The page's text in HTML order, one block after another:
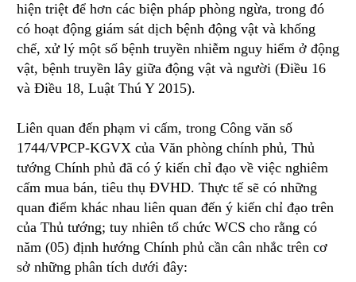
hiện triệt để hơn các biện pháp phòng ngừa, trong đó
có hoạt động giám sát dịch bệnh động vật và khống
chế, xử lý một số bệnh truyền nhiễm nguy hiểm ở động
vật, bệnh truyền lây giữa động vật và người (Điều 16
và Điều 18, Luật Thú Y 2015).
Liên quan đến phạm vi cấm, trong Công văn số
1744/VPCP-KGVX của Văn phòng chính phủ, Thủ
tướng Chính phủ đã có ý kiến chỉ đạo về việc nghiêm
cấm mua bán, tiêu thụ ĐVHD. Thực tế sẽ có những
quan điểm khác nhau liên quan đến ý kiến chỉ đạo trên
của Thủ tướng; tuy nhiên tổ chức WCS cho rằng có
năm (05) định hướng Chính phủ cần cân nhắc trên cơ
sở những phân tích dưới đây: